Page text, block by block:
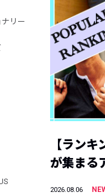
リー
【ラン
が集まる
2026.08.06